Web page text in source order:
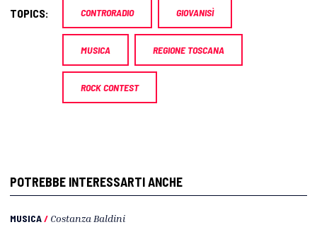
TOPICS: CONTRORADIO GIOVANISÌ
MUSICA REGIONE TOSCANA
ROCK CONTEST
POTREBBE INTERESSARTI ANCHE
MUSICA/ Costanza Baldini